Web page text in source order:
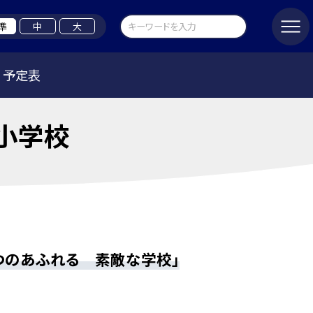
中 大
予定表
学校
あふれる 素敵な学校」